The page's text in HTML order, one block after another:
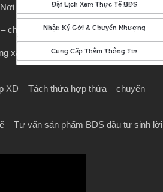
Đặt Lịch Xem Thực Tế BĐS
Nhận Ký Gởi & Chuyển Nhượng
Cung Cấp Thêm Thông Tin
Khách Hàng Gởi Trọn Niềm tin
cho thuê – bất động sản trên toàn quốc.
xây dựng – Hỗ trợ vay ngânhàng LS
XD – Tách thửa hợp thửa – chuyển
– Tư vấn sản phẩm BDS đầu tư sinh lời